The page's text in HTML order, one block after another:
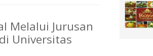
Melalui Jurusan
Universitas